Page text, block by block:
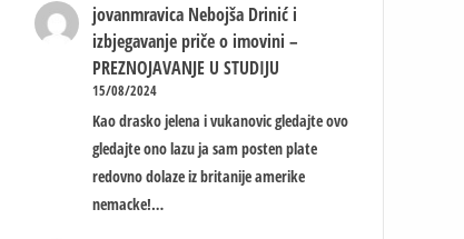
jovanmravica Nebojša Drinić i
izbjegavanje priče o imovini –
PREZNOJAVANJE U STUDIJU
15/08/2024
Kao drasko jelena i vukanovic gledajte ovo
gledajte ono lazu ja sam posten plate
redovno dolaze iz britanije amerike
nemacke!…